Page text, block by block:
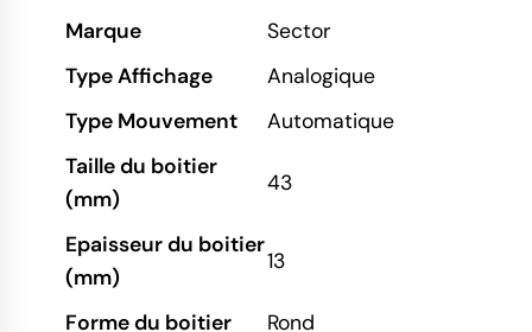
Marque
Sector
Type Affichage
Analogique
Type Mouvement
Automatique
Taille du boitier
(mm)
43
Epaisseur du boitier
(mm)
13
Forme du boitier
Rond